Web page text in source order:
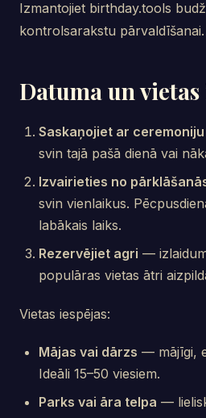
Izmantojiet birthday.tools
kontrolsarakstu pārvaldīšanai.
Datuma un vietas
Saskaņojiet ar ceremoniju
svin tajā pašā dienā vai
Izvairieties no
svin vienlaikus.
labākais laiks.
Rezervējiet agri —
populāras vietas ātri
Vietas iespējas:
Mājas vai dārzs — mājīgi,
Ideāli 15–50 viesiem.
Parks vai āra telpa —